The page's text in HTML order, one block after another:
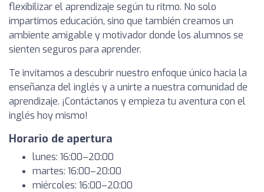
flexibilizar el aprendizaje según tu ritmo. No solo
impartimos educación, sino que también creamos un
ambiente amigable y motivador donde los alumnos se
sienten seguros para aprender.
Te invitamos a descubrir nuestro enfoque único hacia la
enseñanza del inglés y a unirte a nuestra comunidad de
aprendizaje. ¡Contáctanos y empieza tu aventura con el
inglés hoy mismo!
Horario de apertura
lunes: 16:00–20:00
martes: 16:00–20:00
miércoles: 16:00–20:00